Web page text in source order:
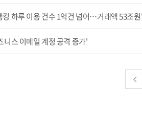
킹 하루 이용 건수 1억건 넘어…거래액 53조
니스 이메일 계정 공격 증가'